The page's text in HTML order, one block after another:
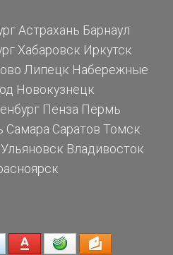
Астрахань Барнаул
Хабаровск Иркутск
Липецк Набережные
Новокузнецк
Пенза Пермь
Самара Саратов Томск
Ульяновск Владивосток